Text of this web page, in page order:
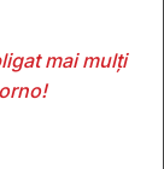
mai mulți